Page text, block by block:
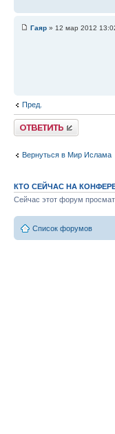
Гаяр » 12 мар 2012
Пред.
Ответить
Вернуться в Мир Ислама
КТО СЕЙЧАС НА
Сейчас этот форум
Список форумов